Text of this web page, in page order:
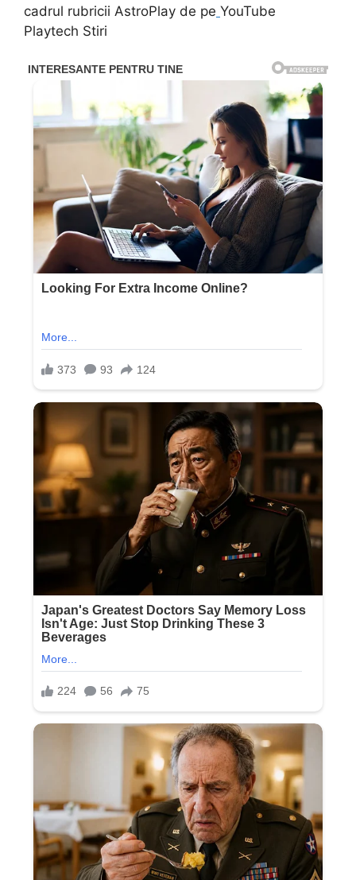
cadrul rubricii AstroPlay de pe YouTube
Playtech Stiri